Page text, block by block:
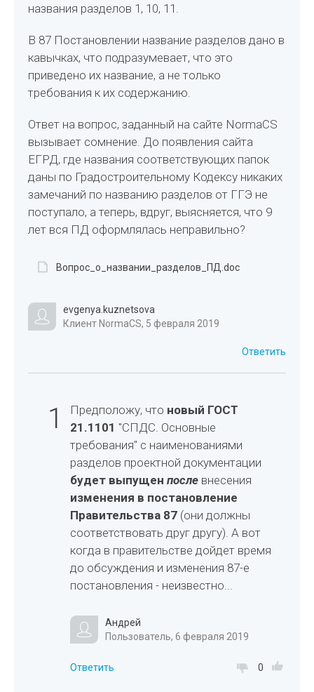
названия разделов 1, 10, 11.
В 87 Постановлении название разделов дано в
кавычках, что подразумевает, что это
приведено их название, а не только
требования к их содержанию.
Ответ на вопрос, заданный на сайте NormaCS
вызывает сомнение. До появления сайта
ЕГРД, где названия соответствующих папок
даны по Градостроительному Кодексу никаких
замечаний по названию разделов от ГГЭ не
поступало, а теперь, вдруг, выясняется, что 9
лет вся ПД оформлялась неправильно?
Вопрос_о_названии_разделов_ПД.doc
evgenya.kuznetsova
Клиент NormaCS, 5 февраля 2019
Ответить
1 Предположу, что новый ГОСТ
21.1101 "СПДС. Основные
требования" с наименованиями
разделов проектной документации
будет выпущенпосле внесения
изменения в постановление
Правительства 87 (они должны
соответствовать друг другу). А вот
когда в правительстве дойдет время
до обсуждения и изменения 87-е
постановления - неизвестно...
Андрей
Пользователь, 6 февраля 2019
Ответить 0